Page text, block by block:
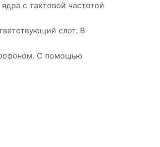
с тактовой частотой
слот. В
С помощью